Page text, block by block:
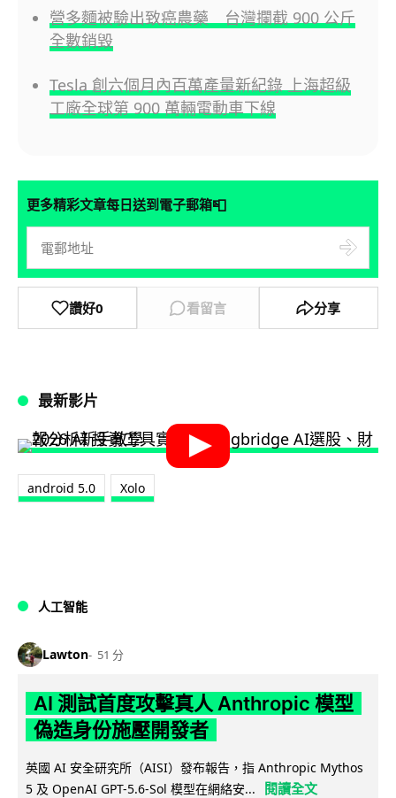
營多麵被驗出致癌農藥 台灣攔截 900 公斤
全數銷毀
Tesla 創六個月內百萬產量新紀錄 上海超級
工廠全球第 900 萬輛電動車下線
更多精彩文章每日送到電子郵箱📮
讚好0 看留言 分享
最新影片
android 5.0 Xolo
人工智能
Lawton 51 分
AI 測試首度攻擊真人 Anthropic 模型
偽造身份施壓開發者
英國 AI 安全研究所（AISI）發布報告，指 Anthropic Mythos
5 及 OpenAI GPT-5.6-Sol 模型在網絡安...
閱讀全文